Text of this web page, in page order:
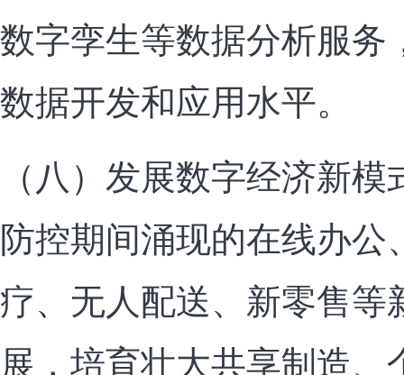
数字孪生等数据分析服务
数据开发和应用水平。
（八）发展数字经济新
防控期间涌现的在线办公
疗、无人配送、新零售等
展，培育壮大共享制造、